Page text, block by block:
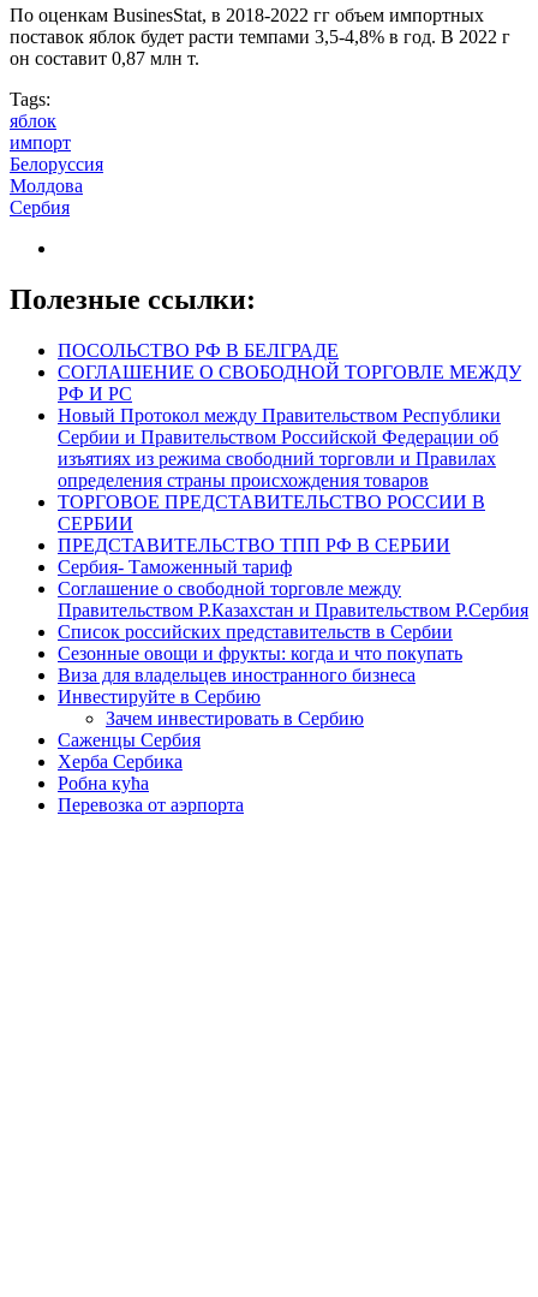
По оценкам BusinesStat, в 2018-2022 гг объем импортных
поставок яблок будет расти темпами 3,5-4,8% в год. В 2022 г
он составит 0,87 млн т.
Tags:
яблок
импорт
Белоруссия
Молдова
Сербия
Полезные ссылки:
ПОСОЛЬСТВО РФ В БЕЛГРАДЕ
СОГЛАШЕНИЕ О СВОБОДНОЙ ТОРГОВЛЕ МЕЖДУ
РФ И РС
Новый Протокол между Правительством Республики
Сербии и Правительством Российской Федерации об
изъятиях из режима свободний торговли и Правилах
определения страны происхождения товаров
ТОРГОВОЕ ПРЕДСТАВИТЕЛЬСТВО РОССИИ В
СЕРБИИ
ПРЕДСТАВИТЕЛЬСТВО ТПП РФ В СЕРБИИ
Сербия- Таможенный тариф
Соглашение о свободной торговле между
Правительством Р.Казахстан и Правительством Р.Сербия
Список российских представительств в Сербии
Сезонные овощи и фрукты: когда и что покупать
Виза для владельцев иностранного бизнеса
Инвестируйте в Сербию
Зачем инвестировать в Сербию
Саженцы Сербия
Херба Сербика
Робна кућа
Перевозка от аэрпорта